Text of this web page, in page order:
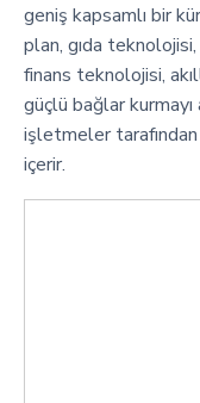
geniş kapsamlı bir
plan, gıda
finans teknolojisi,
güçlü bağlar
işletmeler
içerir.